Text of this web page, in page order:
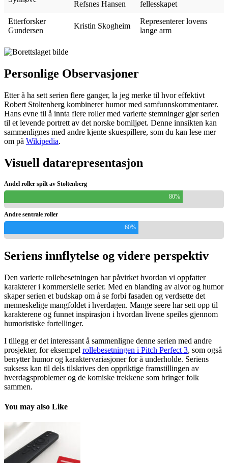
Refsnes Hansen
fellesskapet
Etterforsker
Gundersen
Kristin Skogheim
Representerer lovens
lange arm
Personlige Observasjoner
Etter å ha sett serien flere ganger, la jeg merke til hvor effektivt
Robert Stoltenberg kombinerer humor med samfunnskommentarer.
Hans evne til å innta flere roller med varierte stemninger gjør serien
til et levende portrett av det norske bomiljøet. Denne innsikten kan
sammenlignes med andre kjente skuespillere, som du kan lese mer
om på Wikipedia.
Visuell datarepresentasjon
Andel roller spilt av Stoltenberg
80%
Andre sentrale roller
60%
Seriens innflytelse og videre perspektiv
Den varierte rollebesetningen har påvirket hvordan vi oppfatter
karakterer i kommersielle serier. Med en blanding av alvor og humor
skaper serien et budskap om å se forbi fasaden og verdsette det
menneskelige mangfoldet i hverdagen. Mange seere har sett opp til
karakterene og funnet inspirasjon i hvordan livene speiles gjennom
humoristiske fortellinger.
I tillegg er det interessant å sammenligne denne serien med andre
prosjekter, for eksempel rollebesetningen i Pitch Perfect 3, som også
benytter humor og karaktervariasjoner for å underholde. Seriens
suksess kan til dels tilskrives den oppriktige framstillingen av
hverdagsproblemer og de komiske trekkene som bringer folk
sammen.
You may also Like